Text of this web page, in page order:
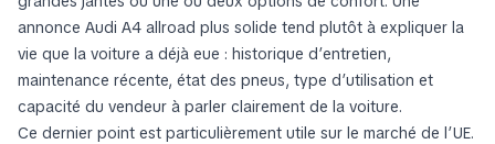
annonce Audi A4 allroad plus solide tend plutôt à expliquer la
vie que la voiture a déjà eue : historique d’entretien,
maintenance récente, état des pneus, type d’utilisation et
capacité du vendeur à parler clairement de la voiture.
Ce dernier point est particulièrement utile sur le marché de l’UE.